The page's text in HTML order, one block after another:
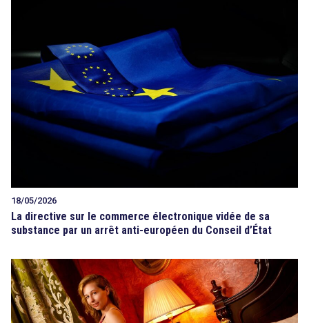
18/05/2026
La directive sur le commerce électronique vidée de sa
substance par un arrêt anti-européen du Conseil d’État